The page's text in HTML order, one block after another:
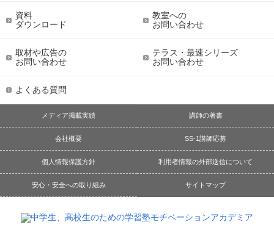
資料
ダウンロード
教室への
お問い合わせ
取材や広告の
お問い合わせ
テラス・最速シリーズ
お問い合わせ
よくある質問
メディア掲載実績 講師の著書
会社概要 SS-1講師応募
個人情報保護方針 利用者情報の外部送信について
安心・安全への取り組み サイトマップ